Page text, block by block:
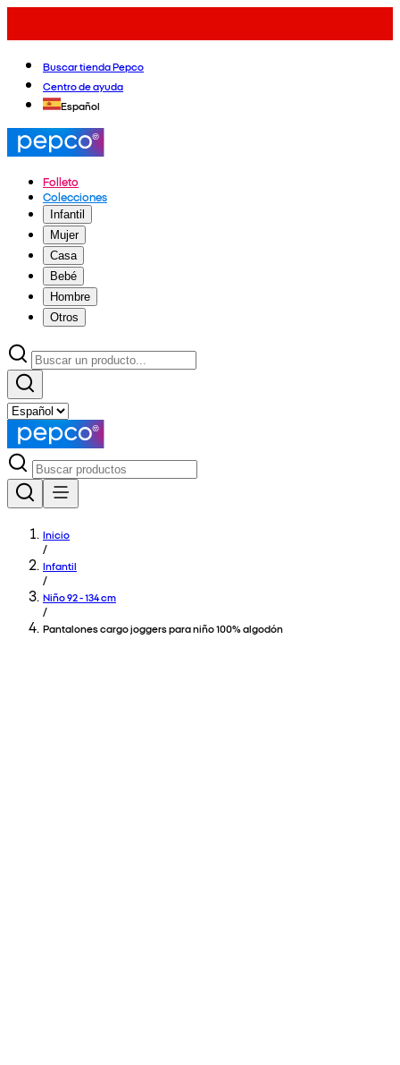
Buscar tienda Pepco
Centro de ayuda
Español
Folleto
Colecciones
Infantil
Mujer
Casa
Bebé
Hombre
Otros
Inicio
/
Infantil
/
Niño 92 - 134 cm
/
Pantalones cargo joggers para niño 100% algodón